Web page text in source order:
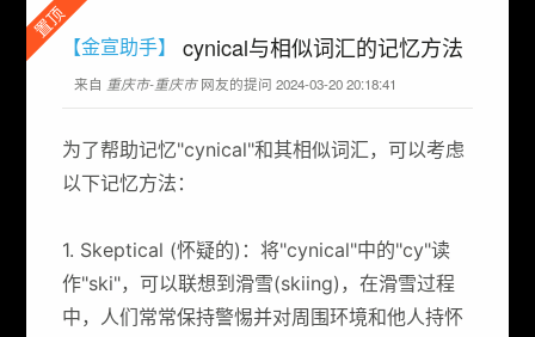
置顶
【金宣助手】 cynical与相似词汇的记忆方法
来自 重庆市-重庆市网友的提问 2024-03-20 20:18:41
为了帮助记忆"cynical"和其相似词汇，可以考虑
以下记忆方法：
1. Skeptical (怀疑的)：将"cynical"中的"cy"读
作"ski"，可以联想到滑雪(skiing)，在滑雪过程
中，人们常常保持警惕并对周围环境和他人持怀